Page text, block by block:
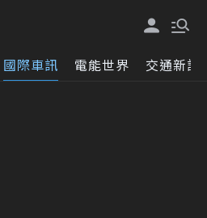
國際車訊 電能世界 交通新訊